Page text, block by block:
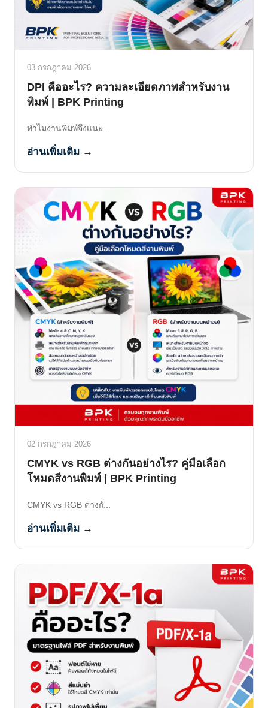
03 กรกฎาคม 2026
DPI คืออะไร? ความละเอียดภาพสำหรับงาน
พิมพ์ | BPK Printing
ทำไมงานพิมพ์จึงแนะ...
อ่านเพิ่มเติม →
02 กรกฎาคม 2026
CMYK vs RGB ต่างกันอย่างไร? คู่มือเลือก
โหมดสีงานพิมพ์ | BPK Printing
CMYK vs RGB ต่างกั...
อ่านเพิ่มเติม →